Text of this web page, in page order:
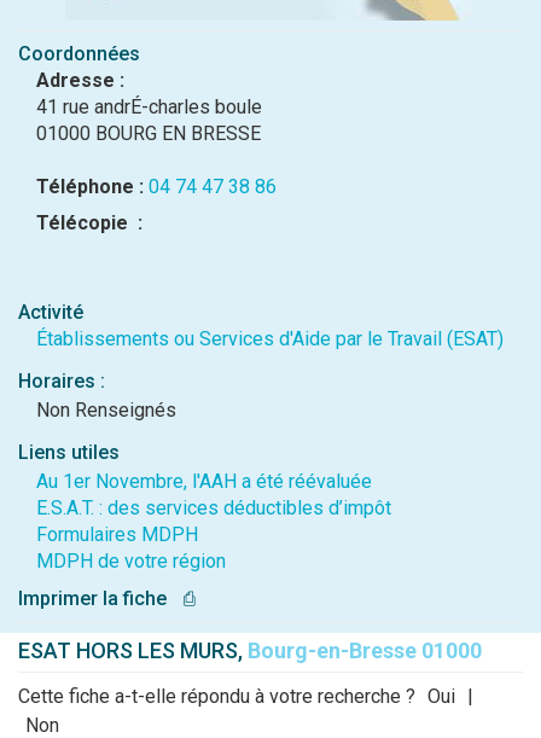
Coordonnées
Adresse :
41 rue andrÉ-charles boule
01000 BOURG EN BRESSE
Téléphone : 04 74 47 38 86
Télécopie :
Activité
Établissements ou Services d'Aide par le Travail (ESAT)
Horaires :
Non Renseignés
Liens utiles
Au 1er Novembre, l'AAH a été réévaluée
E.S.A.T. : des services déductibles d’impôt
Formulaires MDPH
MDPH de votre région
Imprimer la fiche
⎙
ESAT HORS LES MURS, Bourg-en-Bresse 01000
Cette fiche a-t-elle répondu à votre recherche ? Oui |
Non